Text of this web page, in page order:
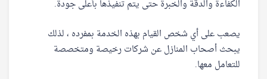
الكفاءة والدقة والخبرة حتى يتم تنفيذها بأعلى جودة.
يصعب على أي شخص القيام بهذه الخدمة بمفرده ، لذلك
يبحث أصحاب المنازل عن شركات رخيصة ومتخصصة
للتعامل معها.